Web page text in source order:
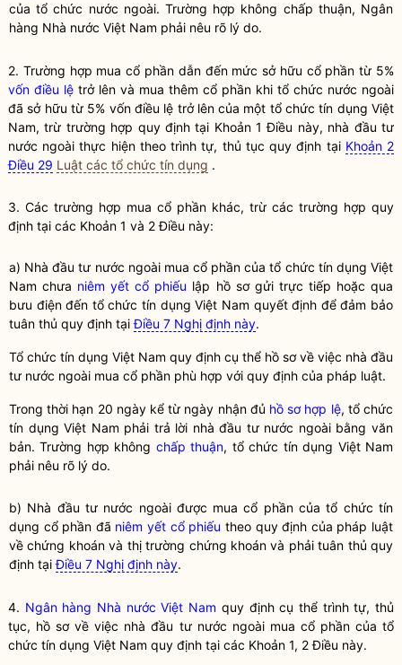
củatổ chức nước ngoài. Trường hợp không chấp thuận, Ngân
hàng Nhà nước Việt Nam phải nêu rõ lý do.
2. Trường hợp mua cổ phần dẫn đến mứcsở hữu cổ phần từ 5%
vốn điều lệ trở lên và mua thêm cổ phần khi tổ chức nước ngoài
đã sở hữu từ 5% vốn điều lệ trở lên của một tổ chức tín dụng Việt
Nam, trừ trường hợp quy định tại Khoản 1 Điều này, nhà đầu tư
nước ngoài thực hiện theo trình tự, thủ tục quy định tại Khoản 2
Điều 29 Luật các tổ chức tín dụng .
3. Các trường hợp mua cổ phần khác, trừ các trường hợp quy
định tại các Khoản 1 và 2 Điều này:
a) Nhà đầu tư nước ngoàimuacổ phần củatổ chức tín dụng Việt
Nam chưa niêm yết cổ phiếu lập hồ sơ gửi trực tiếp hoặc qua
bưu điện đến tổ chức tín dụng Việt Nam quyết định để đảm bảo
tuân thủ quy định tạiĐiều 7 Nghị định này.
Tổ chức tín dụng Việt Nam quy định cụ thể hồ sơ về việc nhà đầu
tư nước ngoài mua cổ phần phù hợp với quy định của pháp luật.
Trong thời hạn 20 ngày kể từ ngày nhận đủ hồ sơ hợp lệ, tổ chức
tín dụng Việt Nam phải trả lời nhà đầu tư nước ngoàibằng văn
bản. Trường hợp không chấp thuận, tổ chức tín dụng Việt Nam
phải nêu rõ lý do.
b) Nhà đầu tư nước ngoàiđược mua cổ phần củatổ chức tín
dụng cổ phần đã niêm yết cổ phiếu theo quy định của pháp luật
vềchứng khoánvà thị trường chứng khoánvà phải tuân thủ quy
định tạiĐiều 7 Nghị định này.
4. Ngân hàng Nhà nước Việt Nam quy định cụ thể trình tự, thủ
tục, hồ sơ về việc nhà đầu tư nước ngoàimua cổ phầncủatổ
chức tín dụng Việt Nam quy định tại các Khoản 1, 2 Điều này.